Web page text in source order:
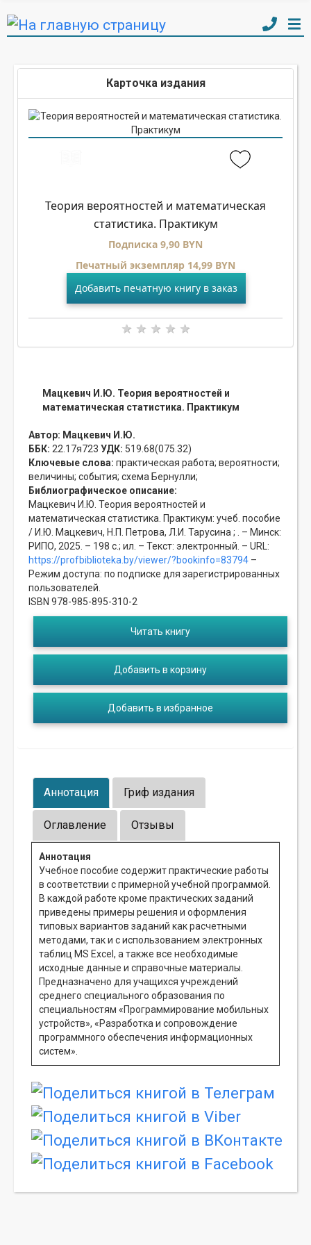
Карточка издания
Теория вероятностей и математическая
статистика. Практикум
Подписка 9,90 BYN
Печатный экземпляр 14,99 BYN
Добавить печатную книгу в заказ
Мацкевич И.Ю. Теория вероятностей и
математическая статистика. Практикум
Автор: Мацкевич И.Ю.
ББК: 22.17я723 УДК: 519.68(075.32)
Ключевые слова: практическая работа; вероятности;
величины; события; схема Бернулли;
Библиографическое описание:
Мацкевич И.Ю. Теория вероятностей и
математическая статистика. Практикум: учеб. пособие
/ И.Ю. Мацкевич, Н.П. Петрова, Л.И. Тарусина ; . – Минск:
РИПО, 2025. – 198 с.; ил. – Текст: электронный. – URL:
https://profbiblioteka.by/viewer/?bookinfo=83794 –
Режим доступа: по подписке для зарегистрированных
пользователей.
ISBN 978-985-895-310-2
Читать книгу
Добавить в корзину
Добавить в избранное
Аннотация Гриф издания
Оглавление Отзывы
Аннотация
Учебное пособие содержит практические работы
в соответствии с примерной учебной программой.
В каждой работе кроме практических заданий
приведены примеры решения и оформления
типовых вариантов заданий как расчетными
методами, так и с использованием электронных
таблиц MS Excel, а также все необходимые
исходные данные и справочные материалы.
Предназначено для учащихся учреждений
среднего специального образования по
специальностям «Программирование мобильных
устройств», «Разработка и сопровождение
программного обеспечения информационных
систем».